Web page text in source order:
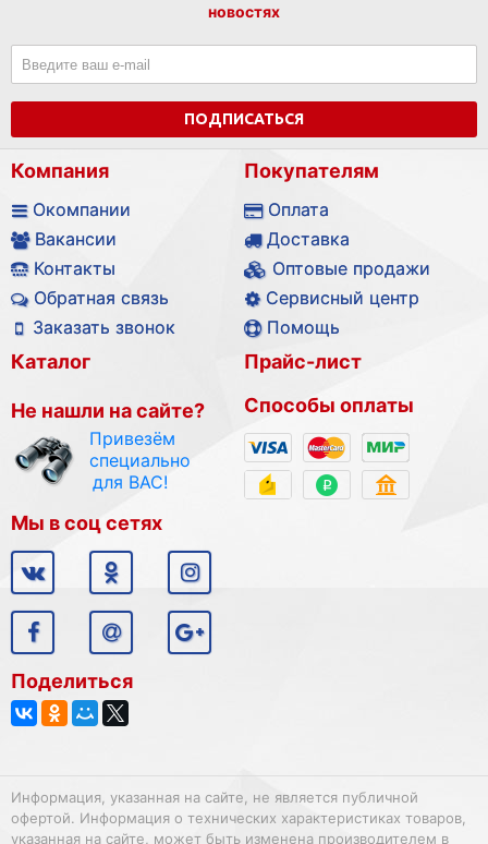
новостях
ПОДПИСАТЬСЯ
Компания
Окомпании
Вакансии
Контакты
Обратная связь
Заказать звонок
Покупателям
Оплата
Доставка
Оптовые продажи
Сервисный центр
Помощь
Каталог
Не нашли на сайте?
Привезём
специально
для ВАС!
Прайс-лист
Способы оплаты
Мы в соц сетях
Поделиться
Информация, указанная на сайте, не является публичной
офертой. Информация о технических характеристиках товаров,
указанная на сайте, может быть изменена производителем в